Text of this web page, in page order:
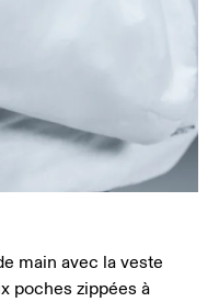
main avec la veste
poches zippées à